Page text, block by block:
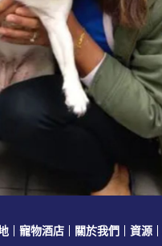
寵物酒店 關於我們 資源